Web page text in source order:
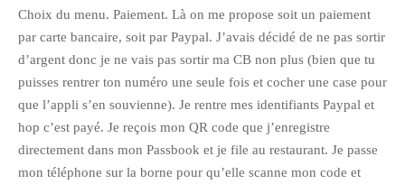
ARCHIVES
avril 2016
février 2016
janvier 2016
octobre 2014
août 2014
Choix du menu. Paiement. Là on me propose soit un paiement
par carte bancaire, soit par Paypal. J’avais décidé de ne pas sortir
d’argent donc je ne vais pas sortir ma CB non plus (bien que tu
puisses rentrer ton numéro une seule fois et cocher une case pour
que l’appli s’en souvienne). Je rentre mes identifiants Paypal et
hop c’est payé. Je reçois mon QR code que j’enregistre
directement dans mon Passbook et je file au restaurant. Je passe
mon téléphone sur la borne pour qu’elle scanne mon code et